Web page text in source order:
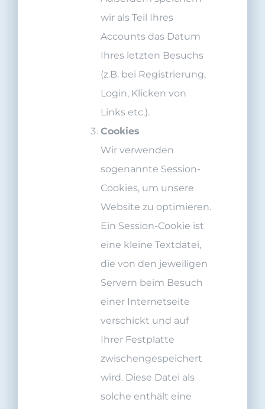
wir als Teil Ihres
Accounts das Datum
Ihres letzten Besuchs
(z.B. bei Registrierung,
Login, Klicken von
Links etc.).
Cookies
Wir verwenden
sogenannte Session-
Cookies, um unsere
Website zu optimieren.
Ein Session-Cookie ist
eine kleine Textdatei,
die von den jeweiligen
Servern beim Besuch
einer Internetseite
verschickt und auf
Ihrer Festplatte
zwischengespeichert
wird. Diese Datei als
solche enthält eine